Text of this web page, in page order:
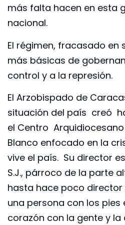
más falta hacen en esta
nacional.
El régimen, fracasado en
más básicas de
control y a la represión.
El Arzobispado de
situación del país creó
el Centro
Blanco enfocado en la
vive el país. Su director
S.J., párroco de la parte
hasta hace poco director
una persona con los pies
corazón con la gente y